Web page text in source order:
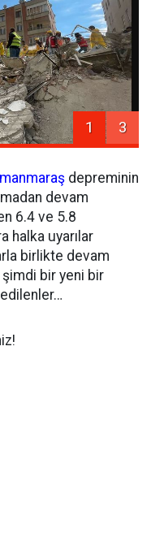
1 3
depreminin
devam
6.4 ve 5.8
halka uyarılar
birlikte devam
bir yeni bir